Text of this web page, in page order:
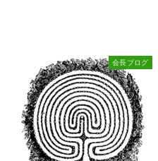
会長ブログ